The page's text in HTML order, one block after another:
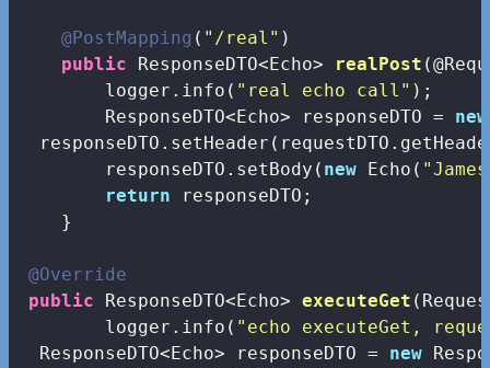
@PostMapping ( "/real" )
public ResponseDTO<Echo> realPost
        logger.info(
"real echo call" );
        ResponseDTO<Echo> responseDTO =
new
        responseDTO.setBody(
new Echo(
return responseDTO;
    }
@Override
public ResponseDTO<Echo> executeGet
        logger.info(
"echo executeGet,
  ResponseDTO<Echo> responseDTO =
new